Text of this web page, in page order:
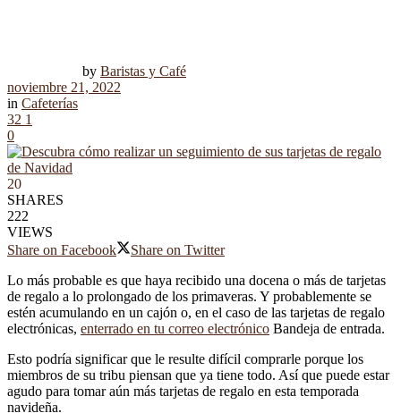
by Baristas y Café
noviembre 21, 2022
in Cafeterías
32 1
0
20
SHARES
222
VIEWS
Share on Facebook
Share on Twitter
Lo más probable es que haya recibido una docena o más de tarjetas
de regalo a lo prolongado de los primaveras. Y probablemente se
estén acumulando en un cajón o, en el caso de las tarjetas de regalo
electrónicas, enterrado en tu correo electrónico Bandeja de entrada.
Esto podría significar que le resulte difícil comprarle porque los
miembros de su tribu piensan que ya tiene todo. Así que puede estar
agudo para tomar aún más tarjetas de regalo en esta temporada
navideña.